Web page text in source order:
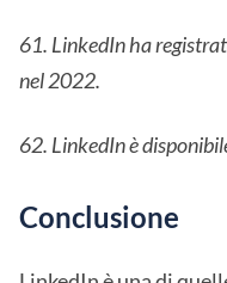
61. LinkedIn ha
nel 2022.
62. LinkedIn è
Conclusione